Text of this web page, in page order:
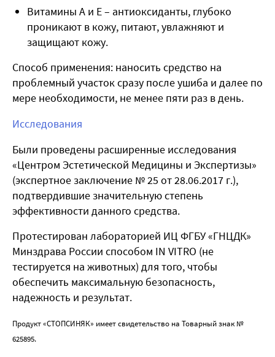
Витамины А и Е – антиоксиданты, глубоко
проникают в кожу, питают, увлажняют и
защищают кожу.
Способ применения: наносить средство на
проблемный участок сразу после ушиба и далее по
мере необходимости, не менее пяти раз в день.
Исследования
Были проведены расширенные исследования
«Центром Эстетической Медицины и Экспертизы»
(экспертное заключение № 25 от 28.06.2017 г.),
подтвердившие значительную степень
эффективности данного средства.
Протестирован лабораторией ИЦ ФГБУ «ГНЦДК»
Минздрава России способом IN VITRO (не
тестируется на животных) для того, чтобы
обеспечить максимальную безопасность,
надежность и результат.
Продукт «СТОПСИНЯК» имеет свидетельство на Товарный знак №
625895.